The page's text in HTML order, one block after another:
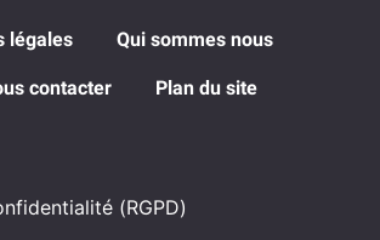
légales Qui sommes nous
contacter Plan du site
(RGPD)